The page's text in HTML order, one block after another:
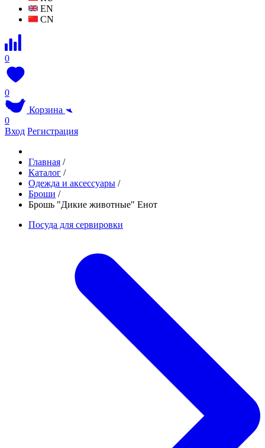
EN
CN
0
0
Корзина
0
Вход Регистрация
Главная /
Каталог /
Одежда и аксессуары /
Броши /
Брошь "Дикие животные" Енот
Посуда для сервировки